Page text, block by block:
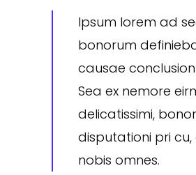
Ipsum lorem ad
bonorum
causae
Sea ex nemore
delicatissimi,
disputationi pri cu,
nobis omnes.